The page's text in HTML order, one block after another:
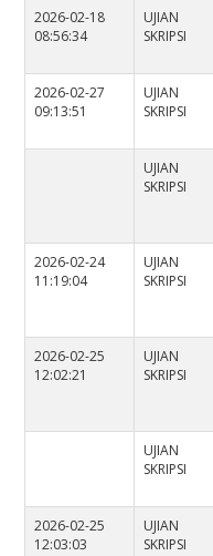
2026-02-18
08:56:34
UJIAN
SKRIPSI
2026-02-27
09:13:51
UJIAN
SKRIPSI
UJIAN
SKRIPSI
2026-02-24
11:19:04
UJIAN
SKRIPSI
2026-02-25
12:02:21
UJIAN
SKRIPSI
UJIAN
SKRIPSI
2026-02-25
12:03:03
UJIAN
SKRIPSI